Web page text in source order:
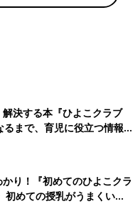
。
決する本『ひよこクラブ
まで、育児に役立つ情報が
り！『初めてのひよこクラ
初めての授乳がうまくい
本と夏のトラブル 解決テ